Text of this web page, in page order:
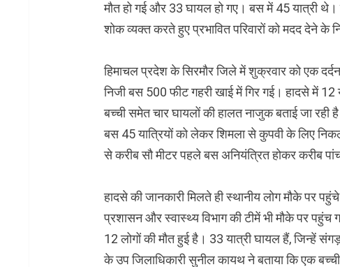
मौत हो गई और 33 घायल हो गए। बस में 45 यात्री
शोक व्यक्त करते हुए प्रभावित परिवारों को मदद देने के
हिमाचल प्रदेश के सिरमौर जिले में शुक्रवार को एक
निजी बस 500 फीट गहरी खाई में गिर गई। हादसे में 12
बच्ची समेत चार घायलों की हालत नाजुक बताई जा
बस 45 यात्रियों को लेकर शिमला से कुपवी के लिए
से करीब सौ मीटर पहले बस अनियंत्रित होकर करीब
हादसे की जानकारी मिलते ही स्थानीय लोग मौके पर
प्रशासन और स्वास्थ्य विभाग की टीमें भी मौके पर पहुंच
12 लोगों की मौत हुई है। 33 यात्री घायल हैं, जिन्हें
के उप जिलाधिकारी सुनील कायथ ने बताया कि एक